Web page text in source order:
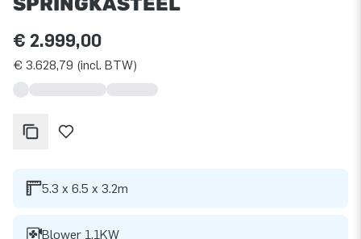
€ 2.999,00
€ 3.628,79 (incl. BTW)
5.3 x 6.5 x 3.2m
Blower 1,1KW